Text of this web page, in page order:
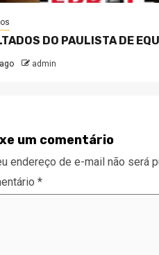
DO PAULISTA DE
admin
um comentário
endereço de e-mail não será
*